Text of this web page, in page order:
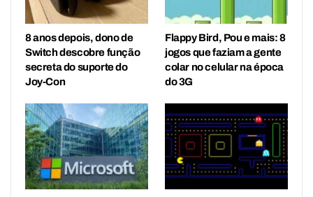
8 anos depois, dono de
Switch descobre função
secreta do suporte do
Joy-Con
Flappy Bird, Pou e mais: 8
jogos que faziam a gente
colar no celular na época
do 3G